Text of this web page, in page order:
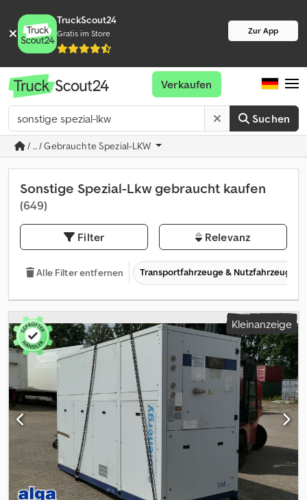
TruckScout24
Gratis im Store Zur App
Suchen
Verkaufen
/ ... / Gebrauchte Spezial-LKW
Sonstige Spezial-Lkw gebraucht kaufen
(649)
Filter Relevanz
Alle Filter entfernen Transportfahrzeuge & Nutzfahrzeuge
Kleinanzeige